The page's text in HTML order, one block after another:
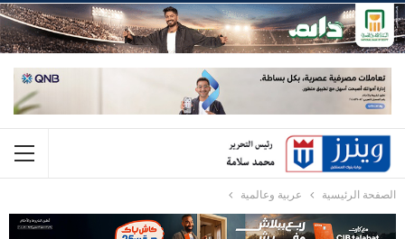
الصفحة الرئيسية عربية وعالمية